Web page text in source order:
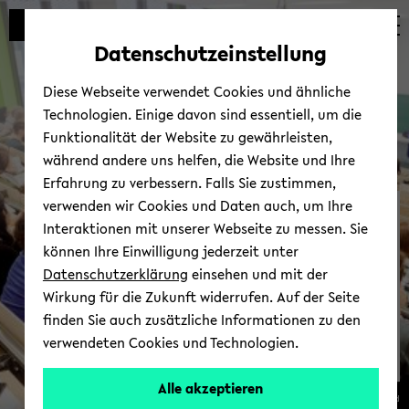
Automatische
vermeiden
zum
wechseln
zum
wechseln
zum
wechseln
Qua­li­täts­ma­nage­ment
Stu­di­um und Lehre
© Uni­ver­si­tät Bie­le­feld
Datenschutzeinstellung
Diese Webseite verwendet Cookies und ähnliche
Technologien. Einige davon sind essentiell, um die
Funktionalität der Website zu gewährleisten,
während andere uns helfen, die Website und Ihre
Erfahrung zu verbessern. Falls Sie zustimmen,
verwenden wir Cookies und Daten auch, um Ihre
Interaktionen mit unserer Webseite zu messen. Sie
können Ihre Einwilligung jederzeit unter
Datenschutzerklärung einsehen und mit der
Wirkung für die Zukunft widerrufen. Auf der Seite
finden Sie auch zusätzliche Informationen zu den
verwendeten Cookies und Technologien.
Alle akzeptieren